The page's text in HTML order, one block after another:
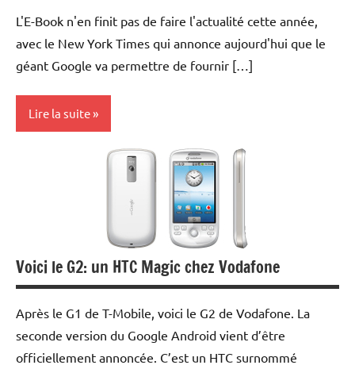
L'E-Book n'en finit pas de faire l'actualité cette année,
avec le New York Times qui annonce aujourd'hui que le
géant Google va permettre de fournir […]
Lire la suite
Multimedia
Web/Tech
Voici le G2: un HTC Magic chez Vodafone
Après le G1 de T-Mobile, voici le G2 de Vodafone. La
seconde version du Google Android vient d’être
officiellement annoncée. C’est un HTC surnommé